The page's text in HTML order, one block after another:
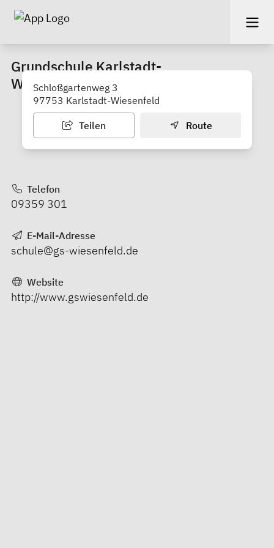
Grundschule Karlstadt-
Wiesenfeld/Karlburg
Schloßgartenweg 3
97753 Karlstadt-Wiesenfeld
Teilen Route
Telefon
09359 301
E-Mail-Adresse
schule@gs-wiesenfeld.de
Website
http://www.gswiesenfeld.de